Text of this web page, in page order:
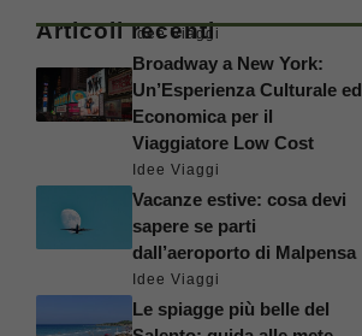
Articoli recenti
Idee Viaggi
Broadway a New York:
Un’Esperienza Culturale ed
Economica per il
Viaggiatore Low Cost
Idee Viaggi
Vacanze estive: cosa devi
sapere se parti
dall’aeroporto di Malpensa
Idee Viaggi
Le spiagge più belle del